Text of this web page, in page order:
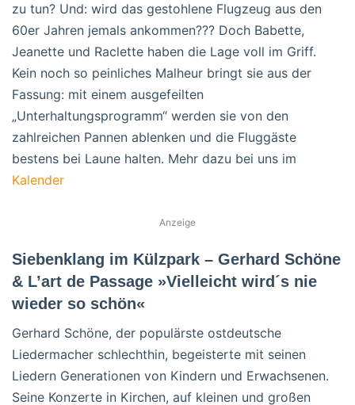
zu tun? Und: wird das gestohlene Flugzeug aus den
60er Jahren jemals ankommen??? Doch Babette,
Jeanette und Raclette haben die Lage voll im Griff.
Kein noch so peinliches Malheur bringt sie aus der
Fassung: mit einem ausgefeilten
„Unterhaltungsprogramm“ werden sie von den
zahlreichen Pannen ablenken und die Fluggäste
bestens bei Laune halten. Mehr dazu bei uns im
Kalender
Anzeige
Siebenklang im Külzpark – Gerhard Schöne
& L’art de Passage »Vielleicht wird´s nie
wieder so schön«
Gerhard Schöne, der populärste ostdeutsche
Liedermacher schlechthin, begeisterte mit seinen
Liedern Generationen von Kindern und Erwachsenen.
Seine Konzerte in Kirchen, auf kleinen und großen